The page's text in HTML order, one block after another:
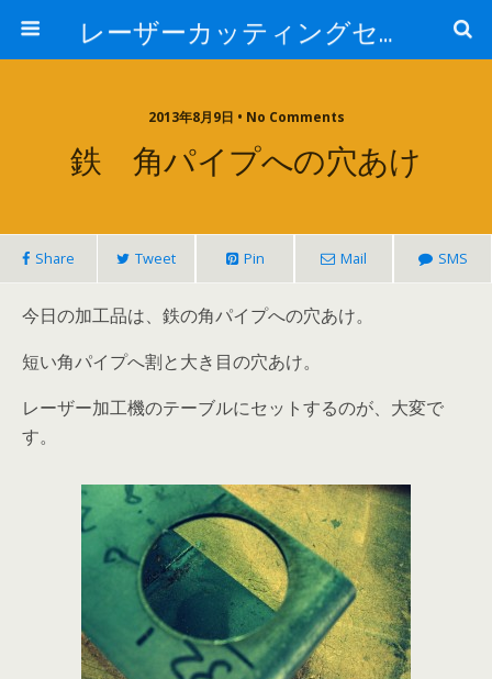
レーザーカッティングセンター 株式会社 中本鉄工所
2013年8月9日 • No Comments
鉄 角パイプへの穴あけ
Share Tweet Pin Mail SMS
今日の加工品は、鉄の角パイプへの穴あけ。
短い角パイプへ割と大き目の穴あけ。
レーザー加工機のテーブルにセットするのが、大変で
す。